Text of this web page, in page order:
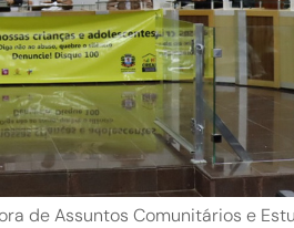
de Assuntos Comunitários e